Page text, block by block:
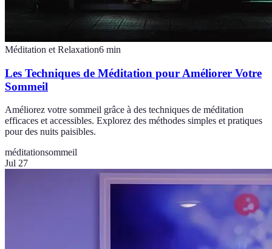
Méditation et Relaxation6 min
Les Techniques de Méditation pour Améliorer Votre
Sommeil
Améliorez votre sommeil grâce à des techniques de méditation
efficaces et accessibles. Explorez des méthodes simples et pratiques
pour des nuits paisibles.
méditationsommeil
Jul 27